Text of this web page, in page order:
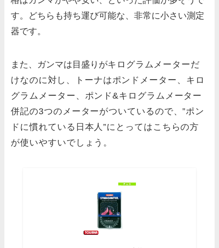
す。どちらも持ち運び可能な、非常に小さい測定
器です。
また、ガンマは目盛りがキログラムメーターだ
けなのに対し、
トーナはポンドメーター、キロ
グラムメーター、ポンド&キログラムメーター
併記の3つのメーターがついているので、”ポン
ドに慣れている日本人”にとってはこちらの方
が使いやすいでしょう。